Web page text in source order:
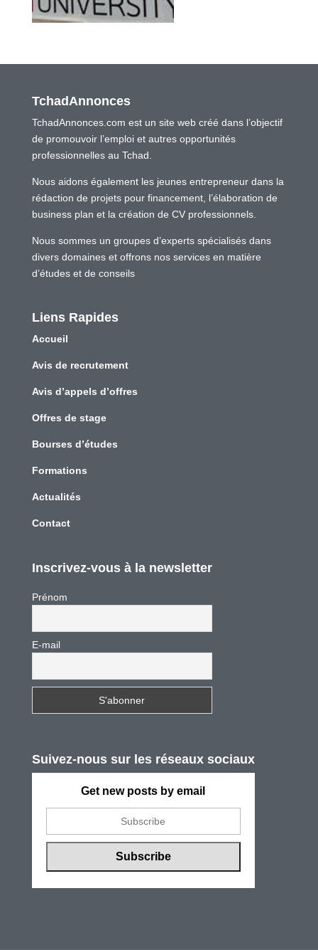
TchadAnnonces
TchadAnnonces.com est un site web créé dans l’objectif
de promouvoir l’emploi et autres opportunités
professionnelles au Tchad.
Nous aidons également les jeunes entrepreneur dans la
rédaction de projets pour financement, l’élaboration de
business plan et la création de CV professionnels.
Nous sommes un groupes d’experts spécialisés dans
divers domaines et offrons nos services en matière
d’études et de conseils
Liens Rapides
Accueil
Avis de recrutement
Avis d’appels d’offres
Offres de stage
Bourses d’études
Formations
Actualités
Contact
Inscrivez-vous à la newsletter
Prénom
E-mail
Suivez-nous sur les réseaux sociaux
Get new posts by email